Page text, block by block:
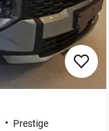
• Prestige